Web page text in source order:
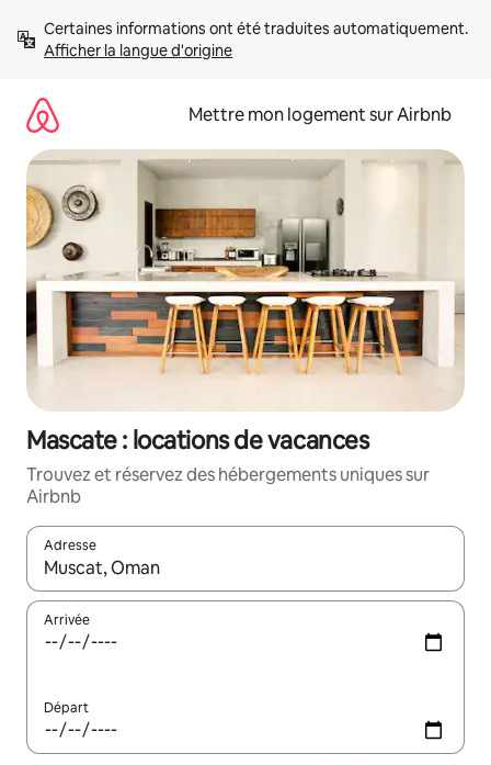
directement
Afficher la langue d'origine
Mettre mon logement sur Airbnb
Mascate : locations de vacances
Trouvez et réservez des hébergements uniques sur
Airbnb
Adresse
Lorsque les résultats s'affichent, utilisez les flèches vers le
Arrivée
Départ